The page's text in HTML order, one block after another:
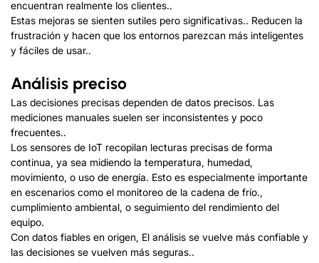
encuentran realmente los clientes..
Estas mejoras se sienten sutiles pero significativas.. Reducen la
frustración y hacen que los entornos parezcan más inteligentes
y fáciles de usar..
Análisis preciso
Las decisiones precisas dependen de datos precisos. Las
mediciones manuales suelen ser inconsistentes y poco
frecuentes..
Los sensores de IoT recopilan lecturas precisas de forma
continua, ya sea midiendo la temperatura, humedad,
movimiento, o uso de energía. Esto es especialmente importante
en escenarios como el monitoreo de la cadena de frío.,
cumplimiento ambiental, o seguimiento del rendimiento del
equipo.
Con datos fiables en origen, El análisis se vuelve más confiable y
las decisiones se vuelven más seguras..